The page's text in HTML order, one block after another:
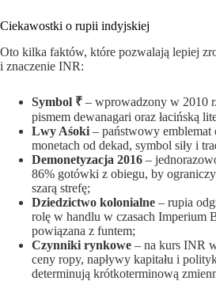
Ciekawostki o rupii indyjskiej
Oto kilka faktów, które pozwalają lepiej
i znaczenie INR:
Symbol ₹ – wprowadzony w 2010
pismem dewanagari oraz łacińską
Lwy Aśoki – państwowy emblemat
monetach od dekad, symbol siły i
Demonetyzacja 2016 –
86% gotówki z obiegu, by
szarą strefę;
Dziedzictwo kolonialne – rupia
rolę w handlu w czasach Imperium
powiązana z funtem;
Czynniki rynkowe – na kurs INR
ceny ropy, napływy kapitału i
determinują krótkoterminową